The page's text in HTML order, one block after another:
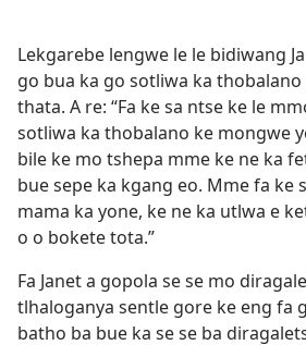
Lekgarebe lengwe le le bidiwang
go bua ka go sotliwa ka
thata. A re: “Fa ke sa ntse ke le
sotliwa ka thobalano ke mongwe
bile ke mo tshepa mme ke ne ka
bue sepe ka kgang eo. Mme fa ke
mama ka yone, ke ne ka utlwa e
o o bokete tota.”
Fa Janet a gopola se se mo
tlhaloganya sentle gore ke eng fa
batho ba bue ka se se ba